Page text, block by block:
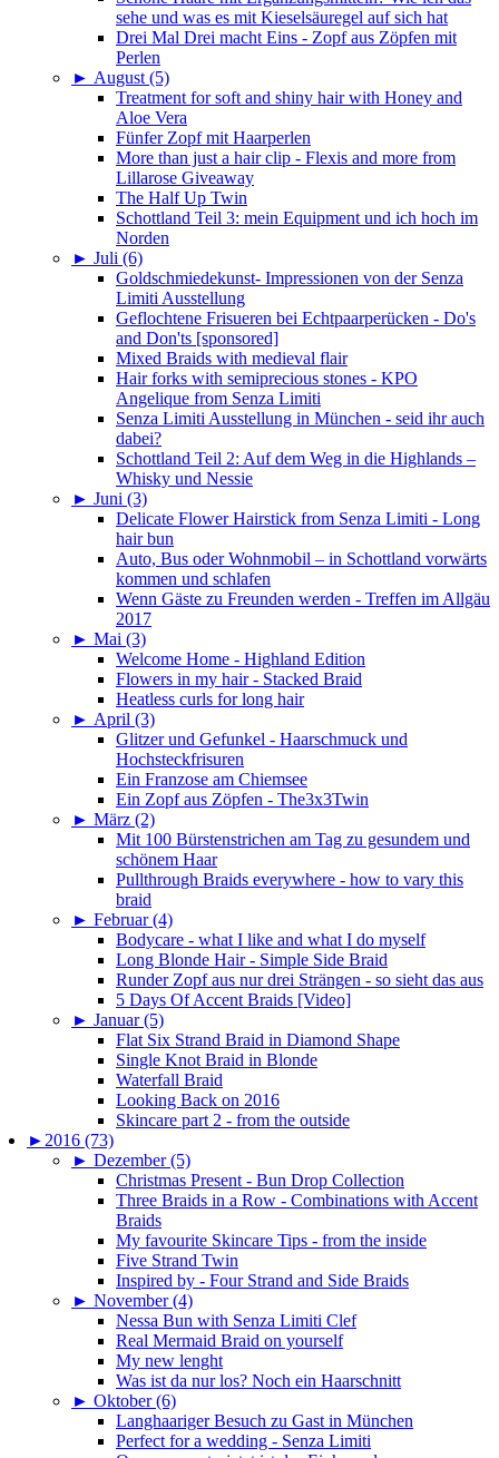
sehe und was es mit Kieselsäuregel auf sich hat
Drei Mal Drei macht Eins - Zopf aus Zöpfen mit
Perlen
► August (5)
Treatment for soft and shiny hair with Honey and
Aloe Vera
Fünfer Zopf mit Haarperlen
More than just a hair clip - Flexis and more from
Lillarose Giveaway
The Half Up Twin
Schottland Teil 3: mein Equipment und ich hoch im
Norden
► Juli (6)
Goldschmiedekunst- Impressionen von der Senza
Limiti Ausstellung
Geflochtene Frisueren bei Echtpaarperücken - Do's
and Don'ts [sponsored]
Mixed Braids with medieval flair
Hair forks with semiprecious stones - KPO
Angelique from Senza Limiti
Senza Limiti Ausstellung in München - seid ihr auch
dabei?
Schottland Teil 2: Auf dem Weg in die Highlands –
Whisky und Nessie
► Juni (3)
Delicate Flower Hairstick from Senza Limiti - Long
hair bun
Auto, Bus oder Wohnmobil – in Schottland vorwärts
kommen und schlafen
Wenn Gäste zu Freunden werden - Treffen im Allgäu
2017
► Mai (3)
Welcome Home - Highland Edition
Flowers in my hair - Stacked Braid
Heatless curls for long hair
► April (3)
Glitzer und Gefunkel - Haarschmuck und
Hochsteckfrisuren
Ein Franzose am Chiemsee
Ein Zopf aus Zöpfen - The3x3Twin
► März (2)
Mit 100 Bürstenstrichen am Tag zu gesundem und
schönem Haar
Pullthrough Braids everywhere - how to vary this
braid
► Februar (4)
Bodycare - what I like and what I do myself
Long Blonde Hair - Simple Side Braid
Runder Zopf aus nur drei Strängen - so sieht das aus
5 Days Of Accent Braids [Video]
► Januar (5)
Flat Six Strand Braid in Diamond Shape
Single Knot Braid in Blonde
Waterfall Braid
Looking Back on 2016
Skincare part 2 - from the outside
► 2016 (73)
► Dezember (5)
Christmas Present - Bun Drop Collection
Three Braids in a Row - Combinations with Accent
Braids
My favourite Skincare Tips - from the inside
Five Strand Twin
Inspired by - Four Strand and Side Braids
► November (4)
Nessa Bun with Senza Limiti Clef
Real Mermaid Braid on yourself
My new lenght
Was ist da nur los? Noch ein Haarschnitt
► Oktober (6)
Langhaariger Besuch zu Gast in München
Perfect for a wedding - Senza Limiti